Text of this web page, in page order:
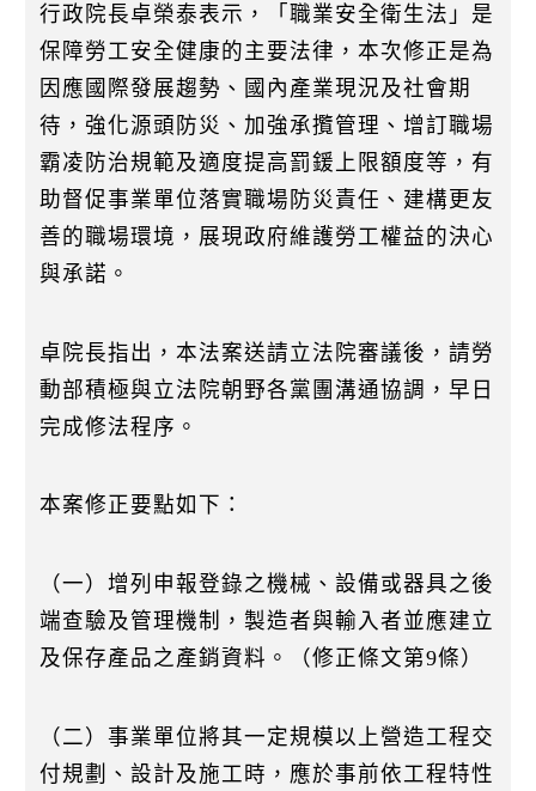
行政院長卓榮泰表示，「職業安全衛生法」是
保障勞工安全健康的主要法律，本次修正是為
因應國際發展趨勢、國內產業現況及社會期
待，強化源頭防災、加強承攬管理、增訂職場
霸凌防治規範及適度提高罰鍰上限額度等，有
助督促事業單位落實職場防災責任、建構更友
善的職場環境，展現政府維護勞工權益的決心
與承諾。
卓院長指出，本法案送請立法院審議後，請勞
動部積極與立法院朝野各黨團溝通協調，早日
完成修法程序。
本案修正要點如下：
（一）增列申報登錄之機械、設備或器具之後
端查驗及管理機制，製造者與輸入者並應建立
及保存產品之產銷資料。（修正條文第9條）
（二）事業單位將其一定規模以上營造工程交
付規劃、設計及施工時，應於事前依工程特性